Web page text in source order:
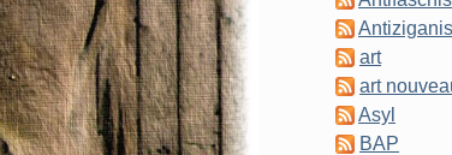
art
art
Asyl
BAP